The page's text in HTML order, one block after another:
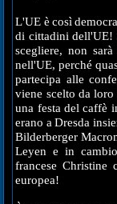
L'UE è così
di cittadini dell'UE!
scegliere, non
nell'UE, perché
partecipa alle
viene scelto da
una festa del caffè
erano a Dresda
Bilderberger
Leyen e in
francese Christine
europea!